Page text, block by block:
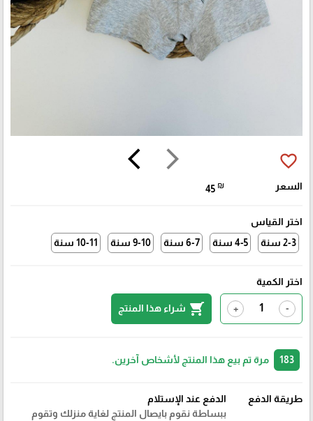
arrow_forward_ios
arrow_back_ios favorite_border
السعر 45 ₪
اختر القياس
2-3 سنة
4-5 سنة 6-7 سنة 9-10 سنة 10-11 سنة
اختر الكمية
-
+
shopping_cart شراء هذا المنتج
مرة تم بيع هذا المنتج لأشخاص آخرين.
طريقة الدفع
الدفع عند الإستلام
ببساطة نقوم بايصال المنتج لغاية منزلك وتقوم